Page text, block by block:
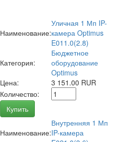
Наименование:
Уличная 1 Мп IP-
камера Optimus
E011.0(2.8)
Категория:
Бюджетное
оборудование
Optimus
Цена:
3 151.00 RUR
Количество:
Купить
Наименование:
Внутренняя 1 Мп
IP-камера